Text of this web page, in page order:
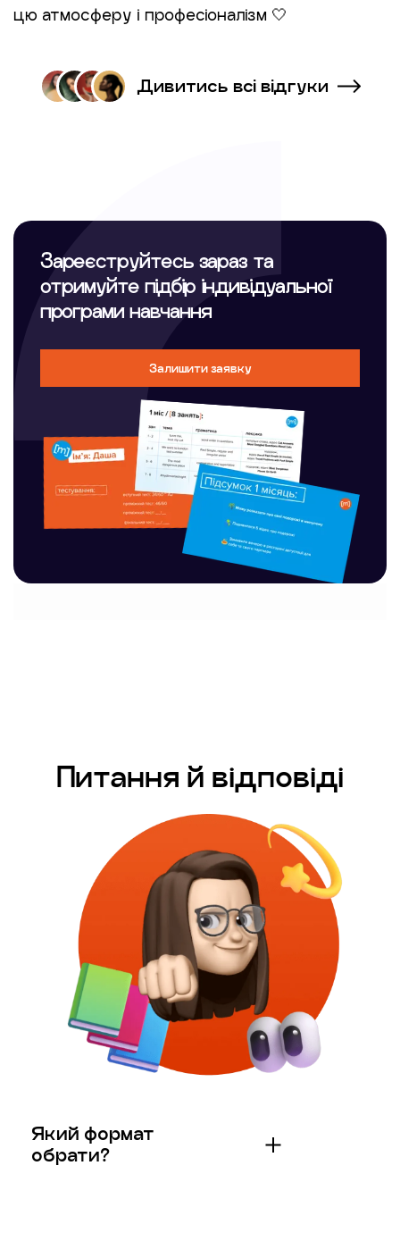
цю атмосферу і професіоналізм 🤍
Дивитись всі відгуки
Зареєструйтесь зараз та
отримуйте підбір індивідуальної
програми навчання
Залишити заявку
Питання й відповіді
Який формат
обрати?